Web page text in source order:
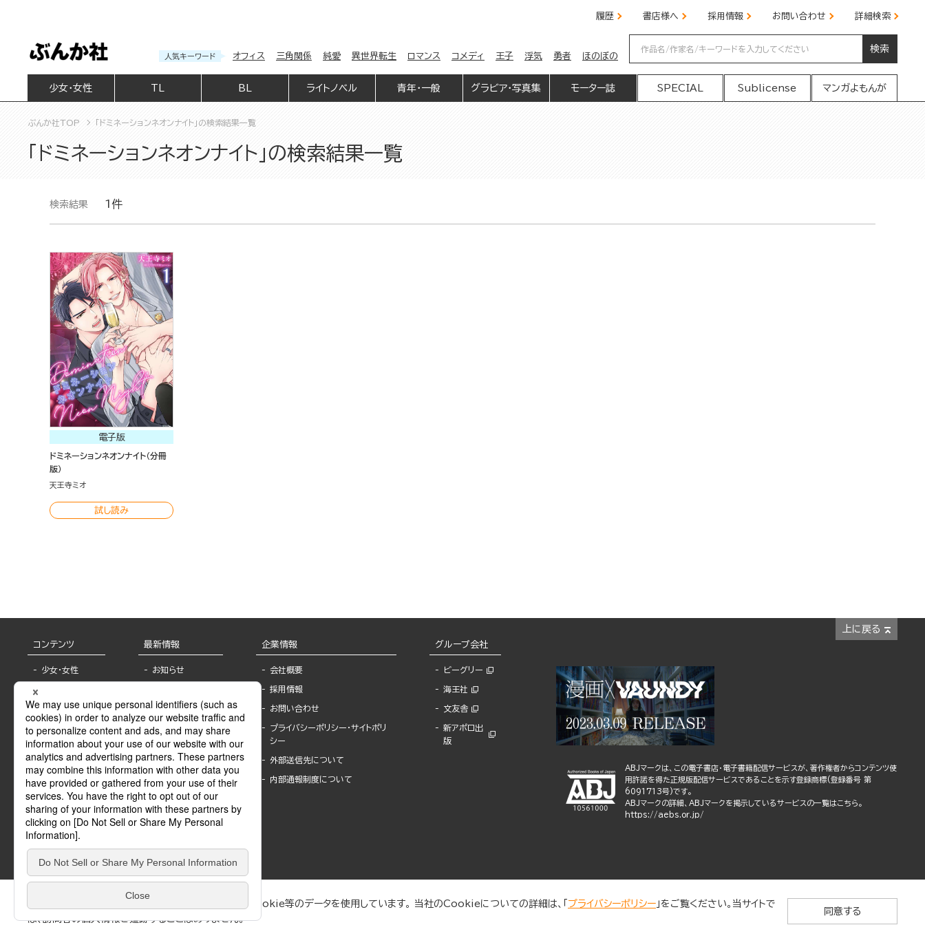
履歴 書店様へ 採用情報 お問い合わせ 詳細検索
人気キーワード オフィス 三角関係 純愛 異世界転生 ロマンス コメディ 王子 浮気 勇者 ほのぼの
検索
少女・女性 BL ライトノベル 青年・一般 グラビア・写真集 モーター誌 SPECIAL Sublicense マンガよもんが
ぶんか社TOP 「ドミネーションネオンナイト」の検索結果一覧
「ドミネーションネオンナイト」の検索結果一覧
検索結果 1件
電子版
ドミネーションネオンナイト（分冊
版）
天王寺ミオ
試し読み
上に戻る
コンテンツ
少女・女性
BL
ライトノベル
青年・一般
グラビア・写真
モーター誌
SPECIAL
Sublicense
最新情報
お知らせ
報
書店様へ
海外ライセンシー
公式SNSアカウ
ント
作家一覧
Keyword list
Author list
企業情報
会社概要
採用情報
お問い合わせ
プライバシーポリシー・サイトポリ
シー
外部送信先について
内部通報制度について
グループ会社
ビーグリー
海王社
文友舎
新アポロ出
版
ABJマークは、この電子書店・電子書籍配信サービスが、著作権者からコンテンツ使
用許諾を得た正規版配信サービスであることを示す登録商標(登録番号 第
6091713号)です。
ABJマークの詳細、ABJマークを掲示しているサービスの一覧はこちら。
https://aebs.or.jp/
ぶんか社が運営するサイトでは、利便性向上のためにCookie等のデータを使用しています。 当社のCookieについての詳細は、「 プライバシーポリシー 」をご覧ください。当サイトで
は、訪問者の個人情報を追跡することはありません。
同意する